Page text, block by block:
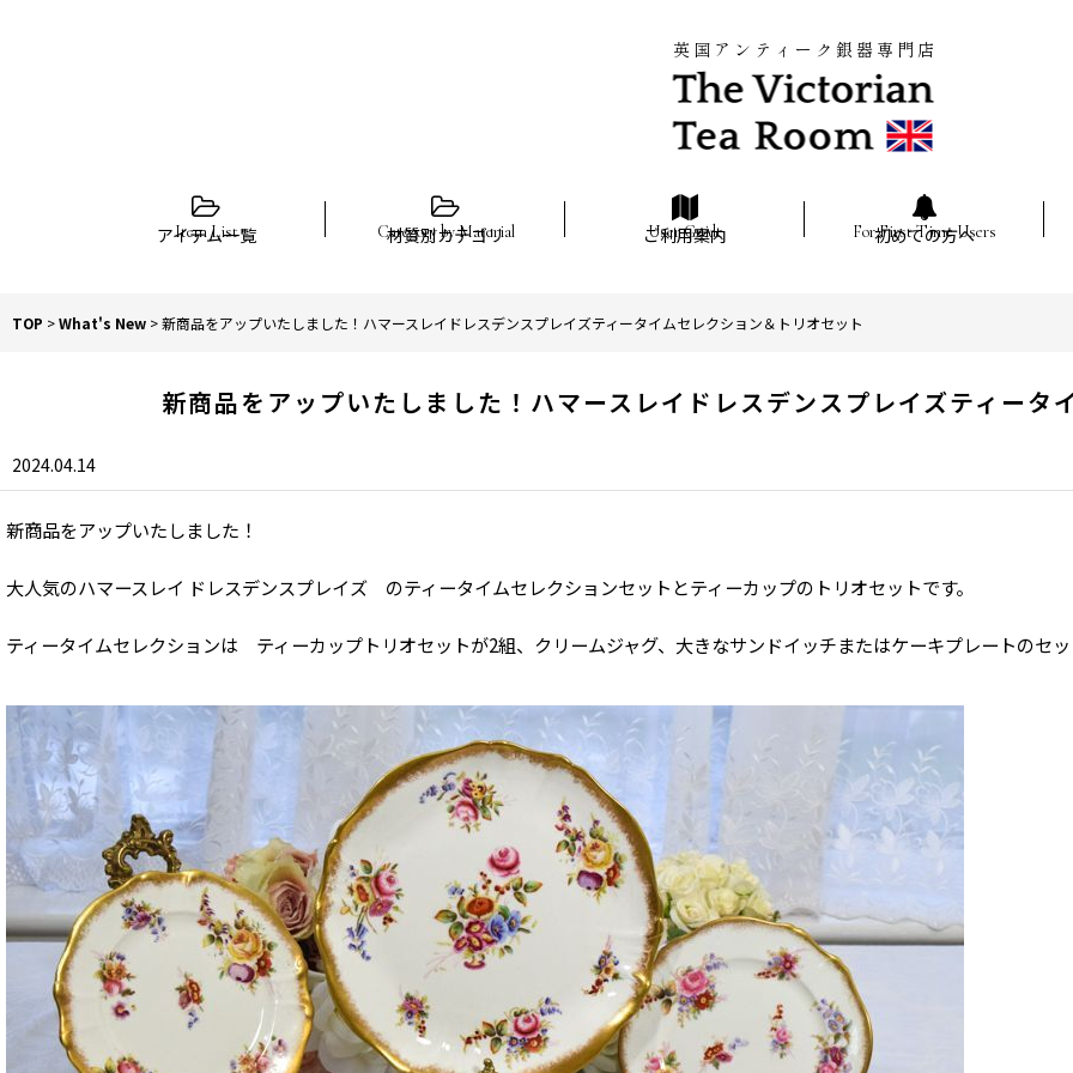
英国アンティーク銀器専門店
アイテム一覧 材質別カテゴリ ご利用案内 初めての方へ
TOP >What's New >新商品をアップいたしました！ハマースレイドレスデンスプレイズティータイムセレクション＆トリオセット
新商品をアップいたしました！ハマースレイドレスデンスプレイズティータ
2024.04.14
新商品をアップいたしました！
大人気のハマースレイ ドレスデンスプレイズ のティータイムセレクションセットとティーカップのトリオセットです。
ティータイムセレクションは ティーカップトリオセットが2組、クリームジャグ、大きなサンドイッチまたはケーキプレートのセ